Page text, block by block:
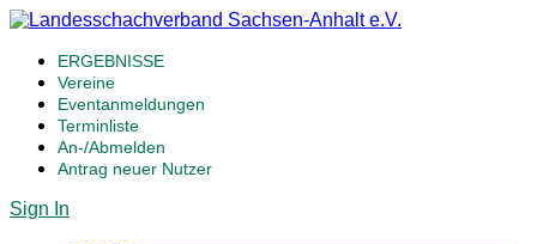
ERGEBNISSE
Vereine
Eventanmeldungen
Terminliste
An-/Abmelden
Antrag neuer Nutzer
Sign In